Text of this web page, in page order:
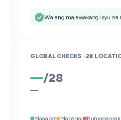
Walang malawakang isyu na
GLOBAL CHECKS · 28
—/28
—
Maaabot Mabagal Bumabagsak